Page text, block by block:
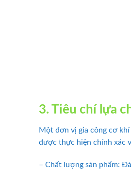
3. Tiêu chí lựa
Một đơn vị gia công cơ
được thực hiện chính xác
– Chất lượng sản phẩm: